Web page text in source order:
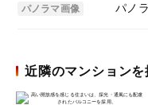
パノラマ画像 パノ
近隣のマンションを